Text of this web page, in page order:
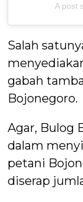
A post
Salah
gabah
Bojonegoro.
Agar, Bulog
dalam
petani
diserap